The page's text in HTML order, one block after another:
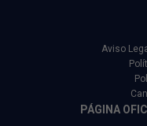
Aviso
PÁGINA